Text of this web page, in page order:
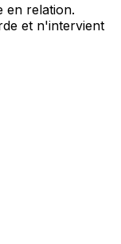
en relation.
et n'intervient